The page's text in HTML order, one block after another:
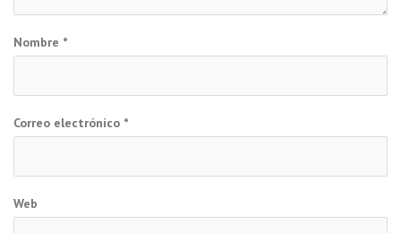
Nombre *
Correo electrónico *
Web